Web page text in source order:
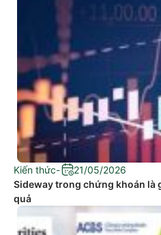
Kiến thức-
21/05/2026
Sideway trong chứng khoán là
quả